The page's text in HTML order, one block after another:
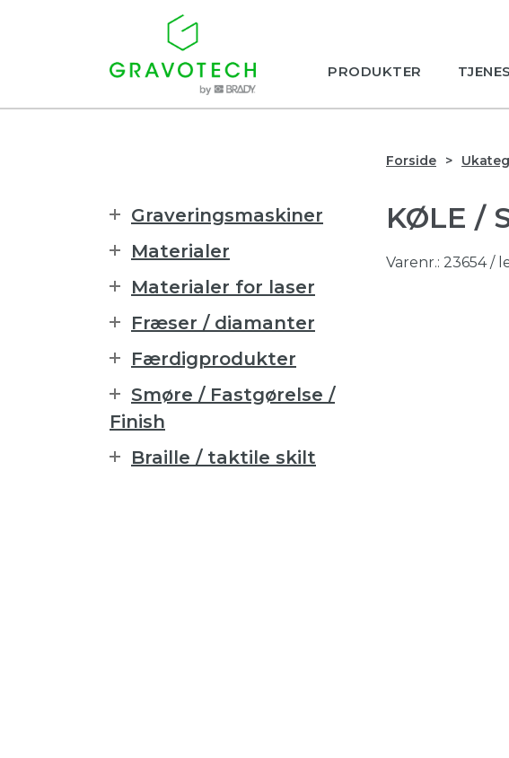
PRODUKTER
Forside
KØLE /
Varenr.: 23654 /
Graveringsmaskiner
Materialer
Materialer for laser
Fræser / diamanter
Færdigprodukter
Smøre / Fastgørelse /
Finish
Braille / taktile skilt